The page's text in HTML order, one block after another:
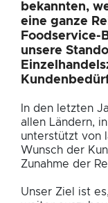
bekannten,
eine ganze
Foodservice-
unsere
In den letzten
allen Ländern,
unterstützt von
Wunsch der
Zunahme der
Unser Ziel ist